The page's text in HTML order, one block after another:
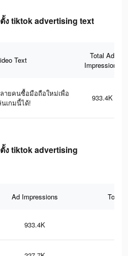
ง tiktok advertising text
Text
Total Ad
Impressions
ายคนซื้อมือถือใหม่เพื่อ
นเกมนี้ได้!
933.4K
ง tiktok advertising
Ad Impressions Total
933.4K